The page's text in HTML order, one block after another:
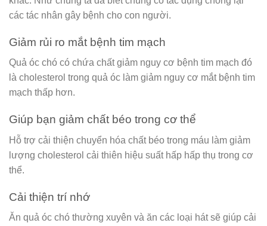
các tác nhân gây bệnh cho con người.
Giảm rủi ro mắt bệnh tim mạch
Quả óc chó có chứa chất giảm nguy cơ bệnh tim mạch đó
là cholesterol trong quả óc làm giảm nguy cơ mắt bệnh tim
mạch thấp hơn.
Giúp bạn giảm chất béo trong cơ thể
Hỗ trợ cải thiện chuyển hóa chất béo trong máu làm giảm
lượng cholesterol cải thiên hiệu suất hấp hấp thụ trong cơ
thể.
Cải thiện trí nhớ
Ăn quả óc chó thường xuyên và ăn các loại hát sẽ giúp cải